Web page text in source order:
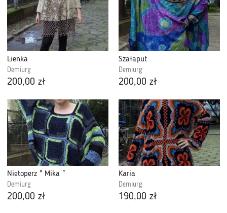
Lienka
Demiurg
200,00 zł
Szałaput
Demiurg
200,00 zł
Nietoperz " Mika "
Demiurg
200,00 zł
Karia
Demiurg
190,00 zł